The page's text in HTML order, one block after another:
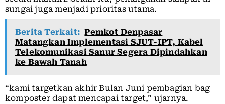
sungai juga menjadi prioritas utama.
Berita Terkait: Pemkot Denpasar
Matangkan Implementasi SJUT-IPT, Kabel
Telekomunikasi Sanur Segera Dipindahkan
ke Bawah Tanah
“kami targetkan akhir Bulan Juni pembagian bag
komposter dapat mencapai target,” ujarnya.